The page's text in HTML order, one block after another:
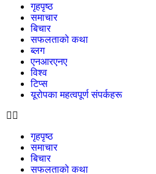
गृहपृष्ठ
समाचार
बिचार
सफलताको कथा
ब्लग
एनआरएनए
विश्व
टिप्स
यूरोपका महत्वपूर्ण संपर्कहरू
गृहपृष्ठ
समाचार
बिचार
सफलताको कथा